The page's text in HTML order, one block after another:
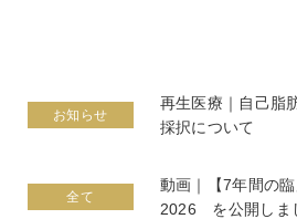
お知らせ
再生医療｜自己脂
採択について
全て
動画｜【7年間の
2026 を公開しま